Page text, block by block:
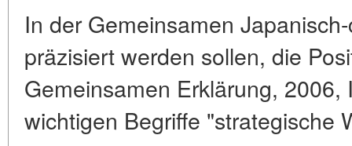
In der Gemeinsamen
präzisiert werden sollen, die
Gemeinsamen Erklärung,
wichtigen Begriffe "strategische